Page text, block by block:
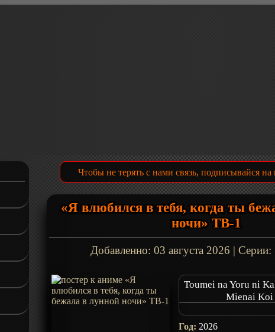
Чтобы не терять с нами связь, подписывайся
«Я влюбился в тебя, когда ты
ночи» ТВ-1
Добавленно: 03 августа 2026 | Серии:
Toumei na Yoru ni
Mienai Koi
Toumei na Yoru ni
Год: 2026